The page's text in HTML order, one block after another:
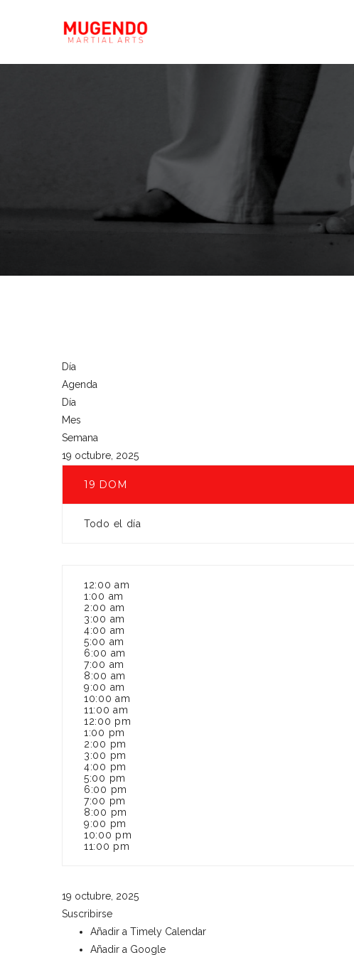
Día
Agenda
Día
Mes
Semana
19 octubre, 2025
19 DOM
Todo el día
12:00 am
1:00 am
2:00 am
3:00 am
4:00 am
5:00 am
6:00 am
7:00 am
8:00 am
9:00 am
10:00 am
11:00 am
12:00 pm
1:00 pm
2:00 pm
3:00 pm
4:00 pm
5:00 pm
6:00 pm
7:00 pm
8:00 pm
9:00 pm
10:00 pm
11:00 pm
19 octubre, 2025
Suscribirse
Añadir a Timely Calendar
Añadir a Google